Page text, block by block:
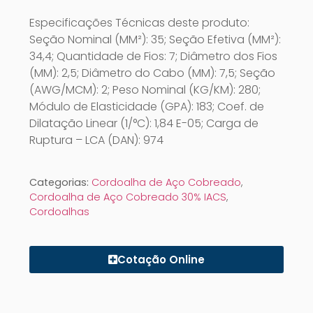
Especificações Técnicas deste produto:
Seção Nominal (MM²): 35; Seção Efetiva (MM²):
34,4; Quantidade de Fios: 7; Diâmetro dos Fios
(MM): 2,5; Diâmetro do Cabo (MM): 7,5; Seção
(AWG/MCM): 2; Peso Nominal (KG/KM): 280;
Módulo de Elasticidade (GPA): 183; Coef. de
Dilatação Linear (1/°C): 1,84 E-05; Carga de
Ruptura – LCA (DAN): 974
Categorias: Cordoalha de Aço Cobreado,
Cordoalha de Aço Cobreado 30% IACS,
Cordoalhas
Cotação Online